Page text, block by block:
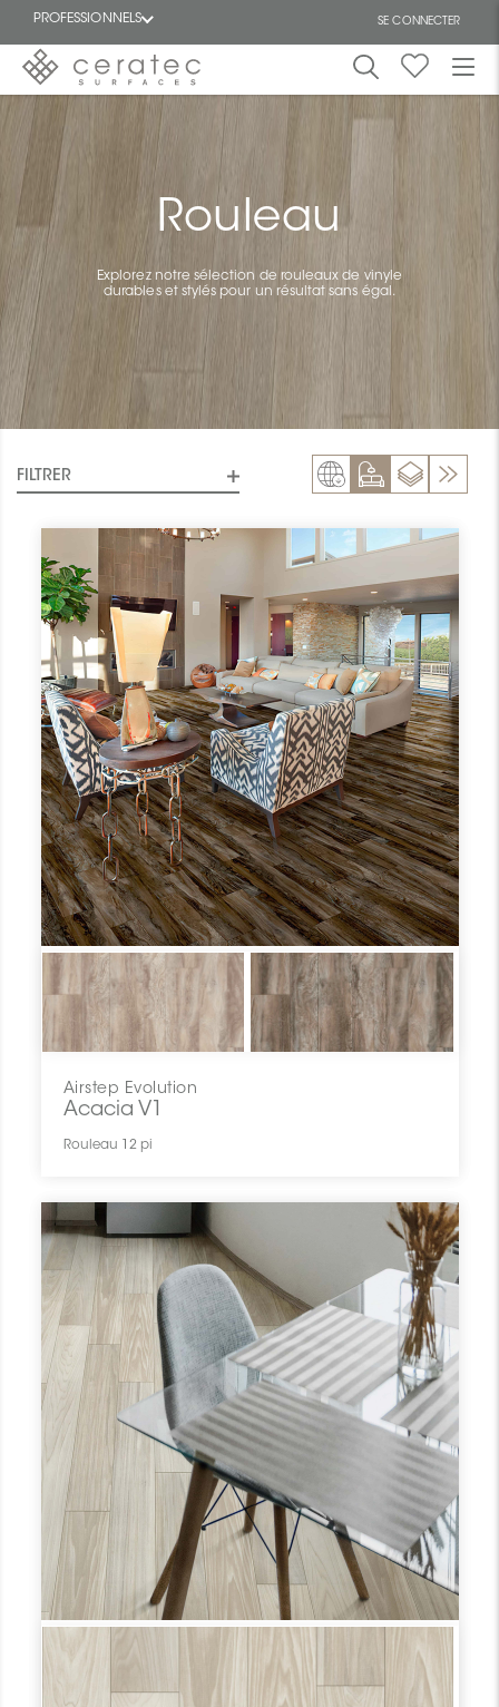
PROFESSIONNELS SE CONNECTER
vedette
Rouleau
Explorez notre sélection de rouleaux de vinyle
durables et stylés pour un résultat sans égal.
FILTRER
Airstep Evolution
Acacia V1
Rouleau 12 pi